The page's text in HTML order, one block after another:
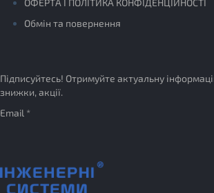
Обмін та повернення
Підписуйтесь! Отримуйте актуальну
знижки, акції.
Email *